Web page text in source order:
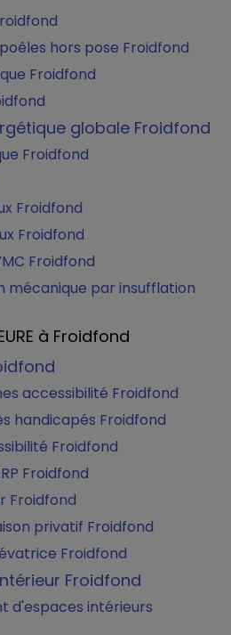
hors pose Froidfond
Froidfond
globale Froidfond
Froidfond
Froidfond
Froidfond
Froidfond
mécanique par insufflation
à Froidfond
accessibilité Froidfond
handicapés Froidfond
Froidfond
Froidfond
Froidfond
privatif Froidfond
Froidfond
Froidfond
d'espaces intérieurs